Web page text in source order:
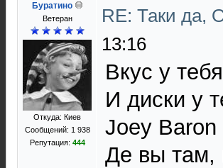
Буратино
Ветеран
Откуда: Киев
Сообщений: 1 938
Репутация: 444
RE: Таки да,
13:16
Вкус у
И диски у
Joey Baron
Де вы там,